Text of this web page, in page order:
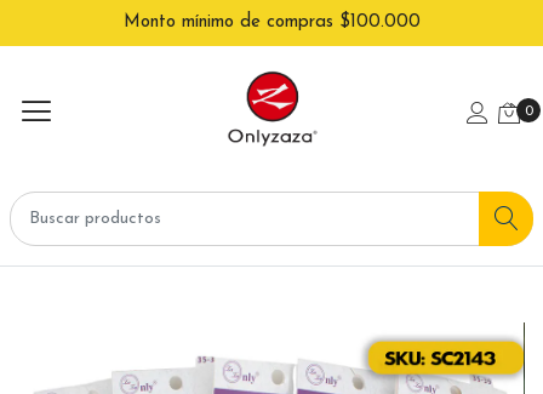
Monto mínimo de compras $100.000
0